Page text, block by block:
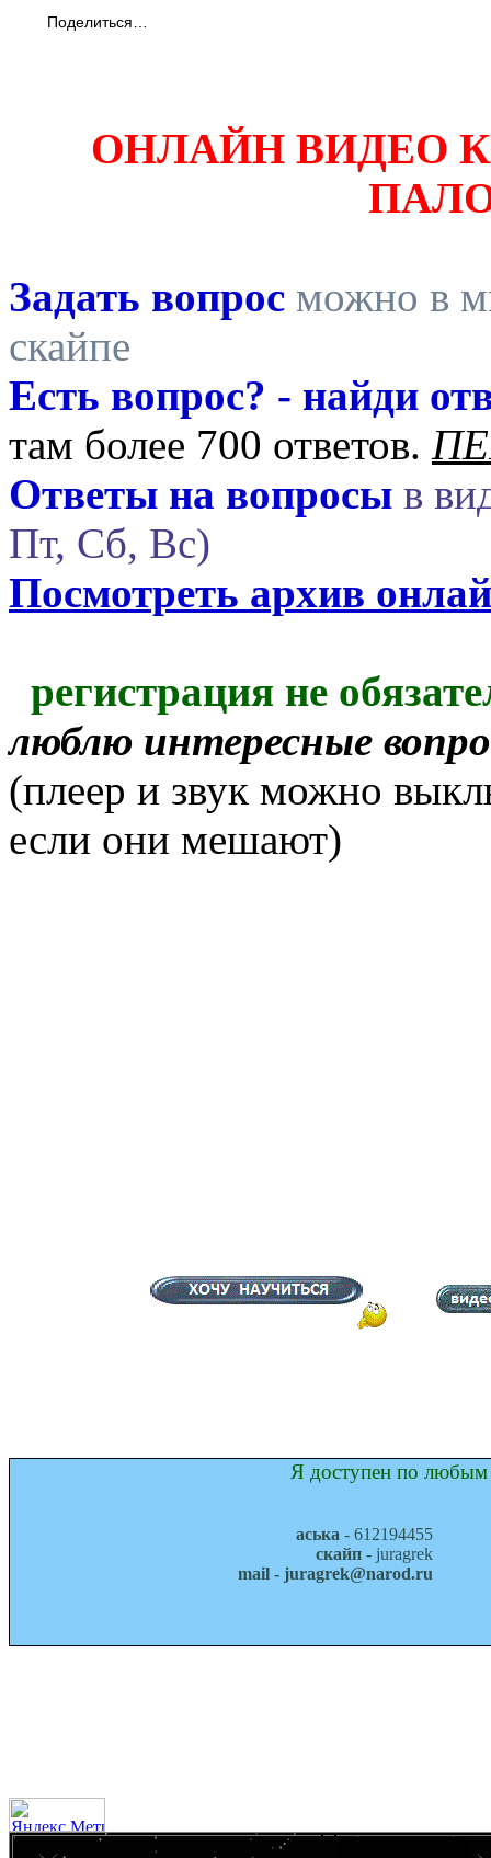
Поделиться…
ОНЛАЙН ВИДЕО
Задать вопрос можно в
скайпе
Есть вопрос? - найди
там более 700 ответов.
Ответы на вопросы в
Пт, Сб, Вс)
Посмотреть архив
регистрация не
люблю интересные
(плеер и звук можно
если они мешают)
Я доступен по любым
аська - 612194455
скайп - juragrek
mail - juragrek@narod.ru